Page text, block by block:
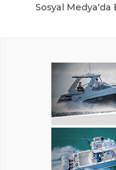
Sosyal Medya'da